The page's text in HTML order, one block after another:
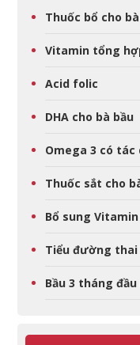
Thuốc bổ cho
Vitamin tổng
Acid folic
DHA cho bà bầu
Omega 3 có
Thuốc sắt cho
Bổ sung
Tiểu đường thai
Bầu 3 tháng